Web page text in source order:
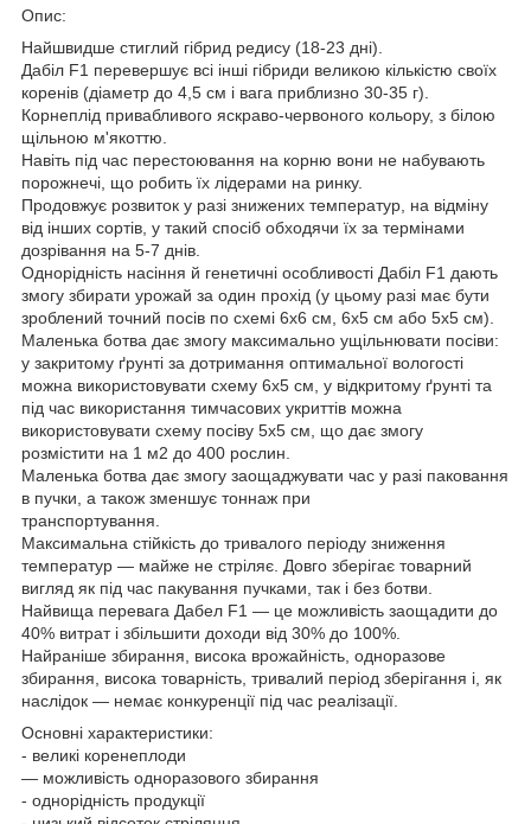
Опис:
Найшвидше стиглий гібрид редису (18-23 дні).
Дабіл F1 перевершує всі інші гібриди великою кількістю своїх
коренів (діаметр до 4,5 см і вага приблизно 30-35 г).
Корнеплід привабливого яскраво-червоного кольору, з білою
щільною м'якоттю.
Навіть під час перестоювання на корню вони не набувають
порожнечі, що робить їх лідерами на ринку.
Продовжує розвиток у разі знижених температур, на відміну
від інших сортів, у такий спосіб обходячи їх за термінами
дозрівання на 5-7 днів.
Однорідність насіння й генетичні особливості Дабіл F1 дають
змогу збирати урожай за один прохід (у цьому разі має бути
зроблений точний посів по схемі 6х6 см, 6х5 см або 5х5 см).
Маленька ботва дає змогу максимально ущільнювати посіви:
у закритому ґрунті за дотримання оптимальної вологості
можна використовувати схему 6х5 см, у відкритому ґрунті та
під час використання тимчасових укриттів можна
використовувати схему посіву 5х5 см, що дає змогу
розмістити на 1 м2 до 400 рослин.
Маленька ботва дає змогу заощаджувати час у разі паковання
в пучки, а також зменшує тоннаж при
транспортування.
Максимальна стійкість до тривалого періоду зниження
температур — майже не стріляє. Довго зберігає товарний
вигляд як під час пакування пучками, так і без ботви.
Найвища перевага Дабел F1 — це можливість заощадити до
40% витрат і збільшити доходи від 30% до 100%.
Найраніше збирання, висока врожайність, одноразове
збирання, висока товарність, тривалий період зберігання і, як
наслідок — немає конкуренції під час реалізації.
Основні характеристики:
- великі коренеплоди
— можливість одноразового збирання
- однорідність продукції